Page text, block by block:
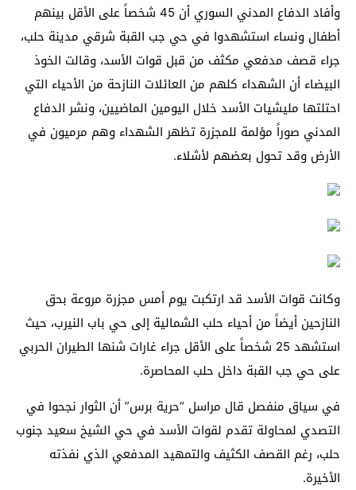
وأفاد الدفاع المدني السوري أن 45 شخصاً على الأقل بينهم
أطفال ونساء استشهدوا في حي جب القبة شرقي مدينة حلب،
جراء قصف مدفعي مكثف من قبل قوات الأسد، وقالت الخوذ
البيضاء أن الشهداء كلهم من العائلات النازحة من الأحياء التي
احتلتها مليشيات الأسد خلال اليومين الماضيين، ونشر الدفاع
المدني صوراً مؤلمة للمجزرة تظهر الشهداء وهم مرميون في
الأرض وقد تحول بعضهم لأشلاء.
وكانت قوات الأسد قد ارتكبت يوم أمس مجزرة مروعة بحق
النازحين أيضاً من أحياء حلب الشمالية إلى حي باب النيرب، حيث
استشهد 25 شخصاً على الأقل جراء غارات شنها الطيران الحربي
على حي جب القبة داخل حلب المحاصرة.
في سياق منفصل قال مراسل “حرية برس” أن الثوار نجحوا في
التصدي لمحاولة تقدم لقوات الأسد في حي الشيخ سعيد جنوب
حلب، رغم القصف الكثيف والتمهيد المدفعي الذي نفذته
الأخيرة.